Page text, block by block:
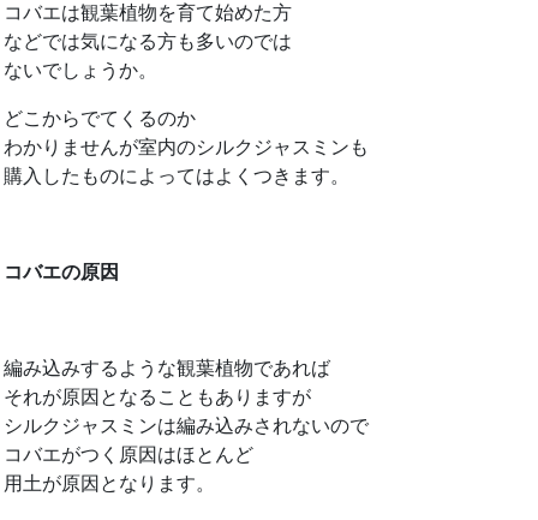
コバエは観葉植物を育て始めた方
などでは気になる方も多いのでは
ないでしょうか。
どこからでてくるのか
わかりませんが室内のシルクジャスミンも
購入したものによってはよくつきます。
コバエの原因
編み込みするような観葉植物であれば
それが原因となることもありますが
シルクジャスミンは編み込みされないので
コバエがつく原因はほとんど
用土が原因となります。